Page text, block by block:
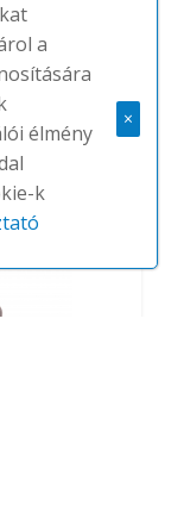
NINCS
a
élmény
k
×